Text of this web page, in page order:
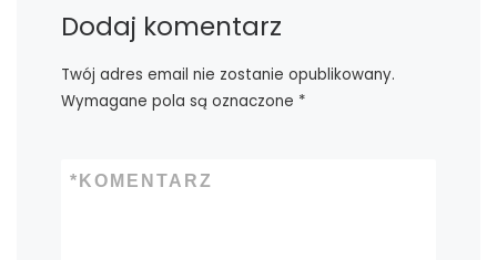
Dodaj komentarz
Twój adres email nie zostanie opublikowany.
Wymagane pola są oznaczone *
KOMENTARZ
*